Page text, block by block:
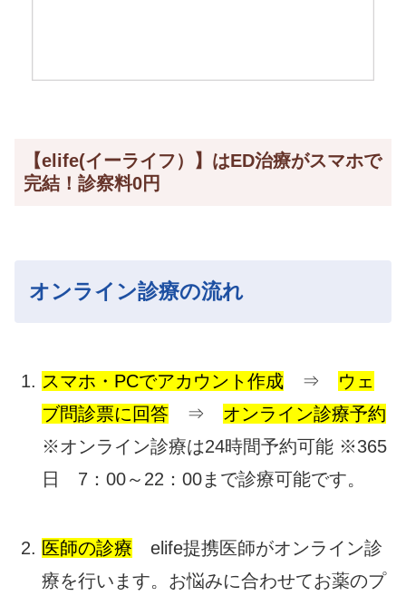
【elife(イーライフ）】はED治療がスマホで
完結！診察料0円
オンライン診療の流れ
スマホ・PCでアカウント作成 ⇒ ウェ
ブ問診票に回答 ⇒ オンライン診療予約
※オンライン診療は24時間予約可能 ※365
日 7：00～22：00まで診療可能です。
医師の診療 elife提携医師がオンライン診
療を行います。お悩みに合わせてお薬のプ